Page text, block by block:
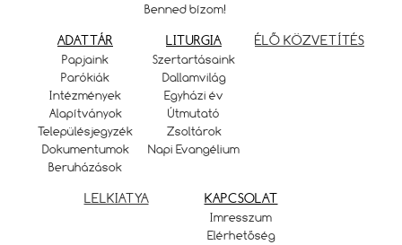
Benned bízom!
ADATTÁR
Papjaink
Parókiák
Intézmények
Alapítványok
Településjegyzék
Dokumentumok
Beruházások
LITURGIA
Szertartásaink
Dallamvilág
Egyházi év
Útmutató
Zsoltárok
Napi Evangélium
ÉLŐ KÖZVETÍTÉS
LELKIATYA KAPCSOLAT
Imresszum
Elérhetőség